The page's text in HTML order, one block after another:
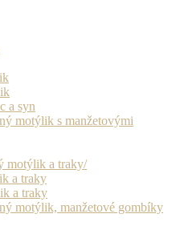
a syn
motýlik s manžetovými
motýlik a traky/
a traky
a traky
motýlik, manžetové gombíky